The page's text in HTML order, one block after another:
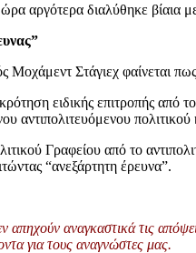
αργότερα διαλύθηκε βίαια
Στάγιεχ φαίνεται
ειδικής επιτροπής από
αντιπολιτευόμενου
Γραφείου από το
“ανεξάρτητη έρευνα”.
απηχούν αναγκαστικά τις
για τους αναγνώστες μας.